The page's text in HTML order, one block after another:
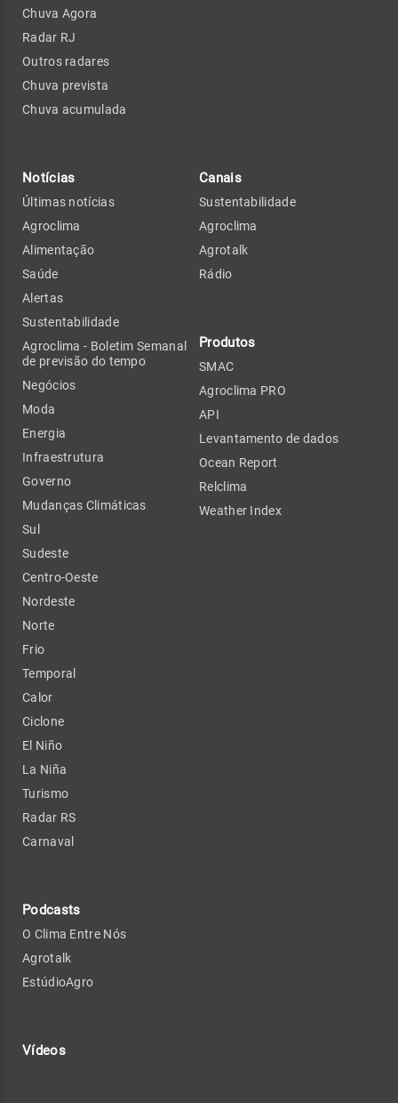
Chuva Agora
Radar RJ
Outros radares
Chuva prevista
Chuva acumulada
Notícias
Últimas notícias
Agroclima
Alimentação
Saúde
Alertas
Sustentabilidade
Agroclima - Boletim Semanal
de previsão do tempo
Negócios
Moda
Energia
Infraestrutura
Governo
Mudanças Climáticas
Sul
Sudeste
Centro-Oeste
Nordeste
Norte
Frio
Temporal
Calor
Ciclone
El Niño
La Niña
Turismo
Radar RS
Carnaval
Podcasts
O Clima Entre Nós
Agrotalk
EstúdioAgro
Vídeos
Canais
Sustentabilidade
Agroclima
Agrotalk
Rádio
Produtos
SMAC
Agroclima PRO
API
Levantamento de dados
Ocean Report
Relclima
Weather Index